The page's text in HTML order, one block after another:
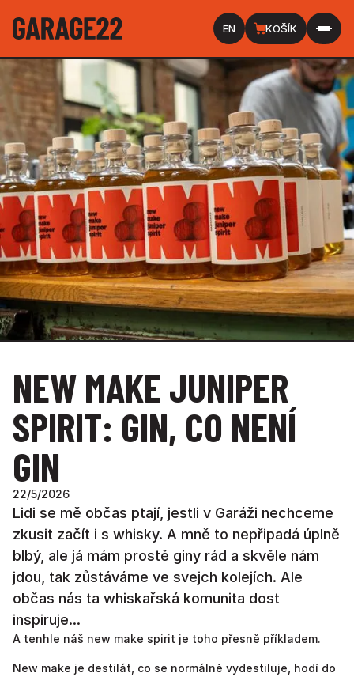
EN KOŠÍK
NEW MAKE JUNIPER
SPIRIT: GIN, CO NENÍ
GIN
22/5/2026
Lidi se mě občas ptají, jestli v Garáži nechceme
zkusit začít i s whisky. A mně to nepřipadá úplně
blbý, ale já mám prostě giny rád a skvěle nám
jdou, tak zůstáváme ve svejch kolejích. Ale
občas nás ta whiskařská komunita dost
inspiruje...
A tenhle náš new make spirit je toho přesně příkladem.
New make je destilát, co se normálně vydestiluje, hodí do